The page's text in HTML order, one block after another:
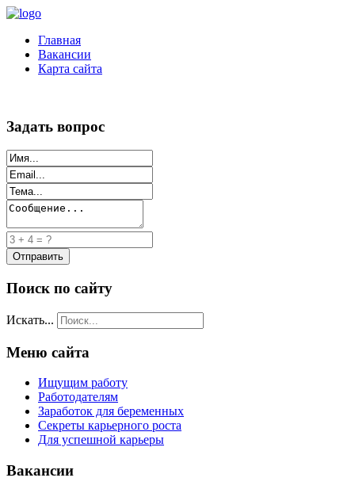
Главная
Вакансии
Карта сайта
Задать вопрос
Поиск по сайту
Искать...
Меню сайта
Ищущим работу
Работодателям
Заработок для беременных
Секреты карьерного роста
Для успешной карьеры
Вакансии